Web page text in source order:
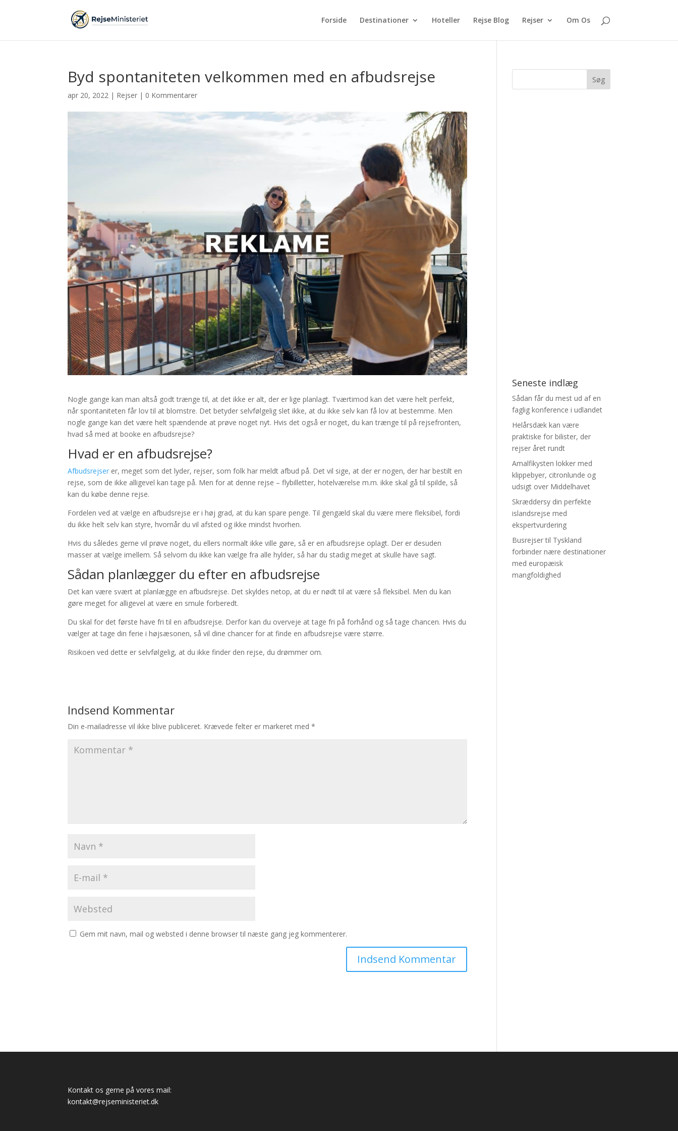
Forside Destinationer Hoteller Rejse Blog Rejser Om Os
Byd spontaniteten velkommen med en afbudsrejse
apr 20, 2022 | Rejser | 0 Kommentarer
Nogle gange kan man altså godt trænge til, at det ikke er alt, der er lige planlagt. Tværtimod kan det være helt perfekt,
når spontaniteten får lov til at blomstre. Det betyder selvfølgelig slet ikke, at du ikke selv kan få lov at bestemme. Men
nogle gange kan det være helt spændende at prøve noget nyt. Hvis det også er noget, du kan trænge til på rejsefronten,
hvad så med at booke en afbudsrejse?
Hvad er en afbudsrejse?
Afbudsrejser er, meget som det lyder, rejser, som folk har meldt afbud på. Det vil sige, at der er nogen, der har bestilt en
rejse, som de ikke alligevel kan tage på. Men for at denne rejse – flybilletter, hotelværelse m.m. ikke skal gå til spilde, så
kan du købe denne rejse.
Fordelen ved at vælge en afbudsrejse er i høj grad, at du kan spare penge. Til gengæld skal du være mere fleksibel, fordi
du ikke helt selv kan styre, hvornår du vil afsted og ikke mindst hvorhen.
Hvis du således gerne vil prøve noget, du ellers normalt ikke ville gøre, så er en afbudsrejse oplagt. Der er desuden
masser at vælge imellem. Så selvom du ikke kan vælge fra alle hylder, så har du stadig meget at skulle have sagt.
Sådan planlægger du efter en afbudsrejse
Det kan være svært at planlægge en afbudsrejse. Det skyldes netop, at du er nødt til at være så fleksibel. Men du kan
gøre meget for alligevel at være en smule forberedt.
Du skal for det første have fri til en afbudsrejse. Derfor kan du overveje at tage fri på forhånd og så tage chancen. Hvis du
vælger at tage din ferie i højsæsonen, så vil dine chancer for at finde en afbudsrejse være større.
Risikoen ved dette er selvfølgelig, at du ikke finder den rejse, du drømmer om.
Indsend Kommentar
Din e-mailadresse vil ikke blive publiceret. Krævede felter er markeret med*
Gem mit navn, mail og websted i denne browser til næste gang jeg kommenterer.
Seneste indlæg
Sådan får du mest ud af en
faglig konference i udlandet
Helårsdæk kan være
praktiske for bilister, der
rejser året rundt
Amalfikysten lokker med
klippebyer, citronlunde og
udsigt over Middelhavet
Skræddersy din perfekte
islandsrejse med
ekspertvurdering
Busrejser til Tyskland
forbinder nære destinationer
med europæisk
mangfoldighed
Kontakt os gerne på vores mail:
kontakt@rejseministeriet.dk